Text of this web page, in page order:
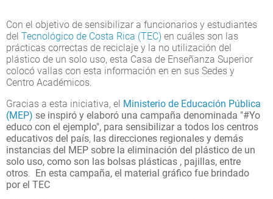
Con el objetivo de sensibilizar a funcionarios y estudiantes
del Tecnológico de Costa Rica (TEC) en cuáles son las
prácticas correctas de reciclaje y la no utilización del
plástico de un solo uso, esta Casa de Enseñanza Superior
colocó vallas con esta información en en sus Sedes y
Centro Académicos.
Gracias a esta iniciativa, el Ministerio de Educación Pública
(MEP) se inspiró y elaboró una campaña denominada "#Yo
educo con el ejemplo", para sensibilizar a todos los centros
educativos del país, las direcciones regionales y demás
instancias del MEP sobre la eliminación del plástico de un
solo uso, como son las bolsas plásticas , pajillas, entre
otros. En esta campaña, el material gráfico fue brindado
por el TEC